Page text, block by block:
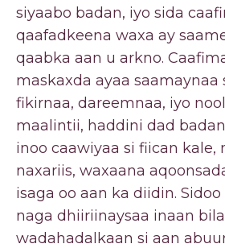
siyaabo badan, iyo sida
qaafadkeena waxa ay
qaabka aan u arkno.
maskaxda ayaa saamaynaa
fikirnaa, dareemnaa, iyo
maalintii, haddini dad
inoo caawiyaa si fiican kale,
naxariis, waxaana
isaga oo aan ka diidin.
naga dhiiriinaysaa inaan
wadahadalkaan si aan